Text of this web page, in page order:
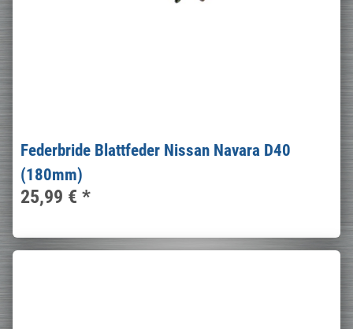
Federbride Blattfeder Nissan Navara D40
(180mm)
25,99 € *